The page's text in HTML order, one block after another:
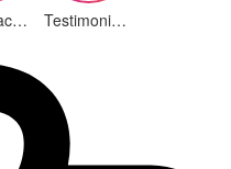
Presentación ¡Nuevas Ediciones! Testimonios Alumnos